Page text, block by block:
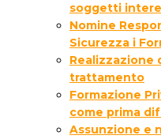
soggetti
Nomine
Sicurezza i
Realizzazione
trattamento
Formazione
come prima
Assunzione e